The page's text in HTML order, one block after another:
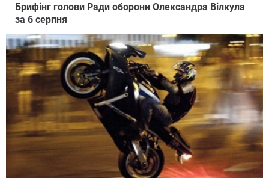
Брифінг голови Ради оборони Олександра Вілкула
за 6 серпня